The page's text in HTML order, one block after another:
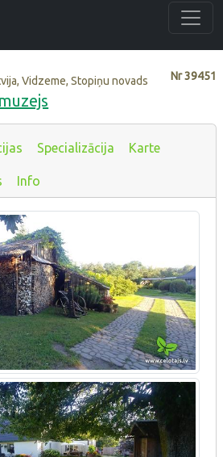
Nr39451
Vidzeme, Stopiņu novads
Specializācija Karte
Info